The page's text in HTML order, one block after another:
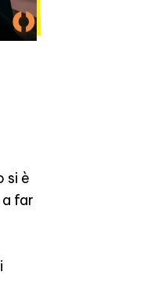
si è
far